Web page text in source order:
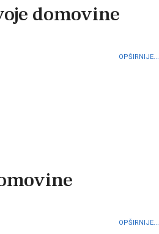
domovine
OPŠIRNIJE...
OPŠIRNIJE...